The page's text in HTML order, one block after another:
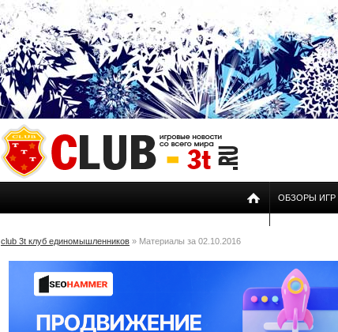
ОБЗОРЫ ИГР
club 3t клуб единомышленников » Материалы за 02.10.2016